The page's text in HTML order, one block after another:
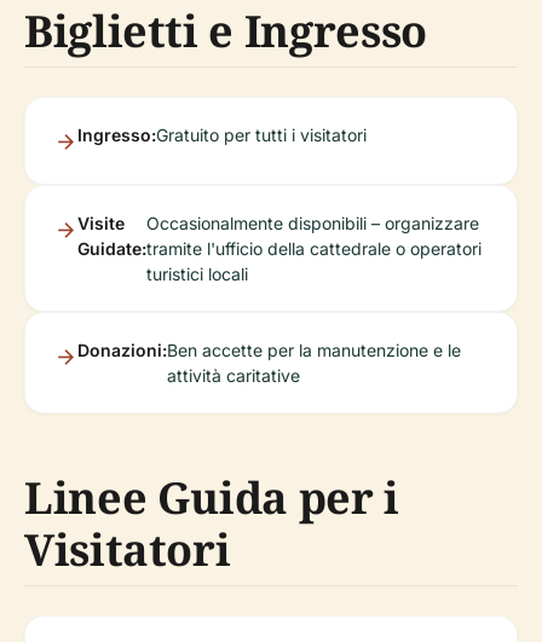
Biglietti e Ingresso
Ingresso:Gratuito per tutti i visitatori
Visite
Guidate:
Occasionalmente disponibili – organizzare
tramite l'ufficio della cattedrale o operatori
turistici locali
Donazioni:Ben accette per la manutenzione e le
attività caritative
Linee Guida per i
Visitatori